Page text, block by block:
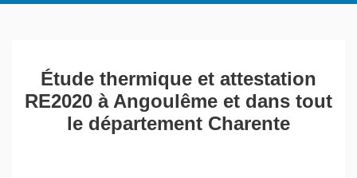
Étude thermique et attestation
RE2020 à Angoulême et dans tout
le département Charente